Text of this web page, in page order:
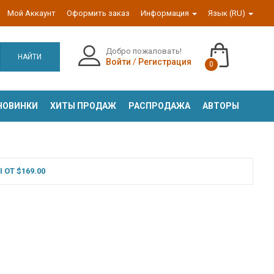
Мой Аккаунт Оформить заказ Информация Язык (RU)
НАЙТИ
Добро пожаловать!
Войти / Регистрация 0
ХИТЫ ПРОДАЖ РАСПРОДАЖА АВТОРЫ
$169.00